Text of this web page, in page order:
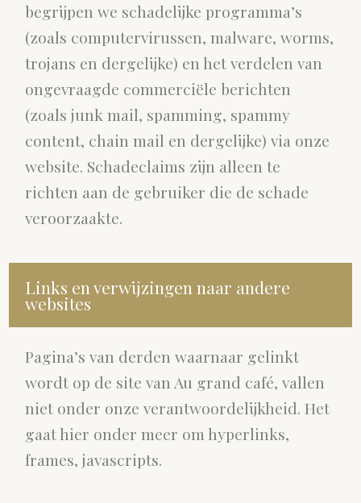
begrijpen we schadelijke programma’s
(zoals computervirussen, malware, worms,
trojans en dergelijke) en het verdelen van
ongevraagde commerciële berichten
(zoals junk mail, spamming, spammy
content, chain mail en dergelijke) via onze
website. Schadeclaims zijn alleen te
richten aan de gebruiker die de schade
veroorzaakte.
Links en verwijzingen naar andere
websites
Pagina’s van derden waarnaar gelinkt
wordt op de site van Au grand café, vallen
niet onder onze verantwoordelijkheid. Het
gaat hier onder meer om hyperlinks,
frames, javascripts.